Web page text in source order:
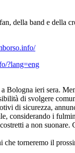
della band e della
?lang=eng
Bologna ieri sera.
di svolgere
di sicurezza,
considerando i
a non
torneremo il